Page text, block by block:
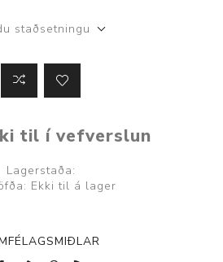
staðsetningu
til í vefverslun
Lagerstaða:
Ekki til á lager